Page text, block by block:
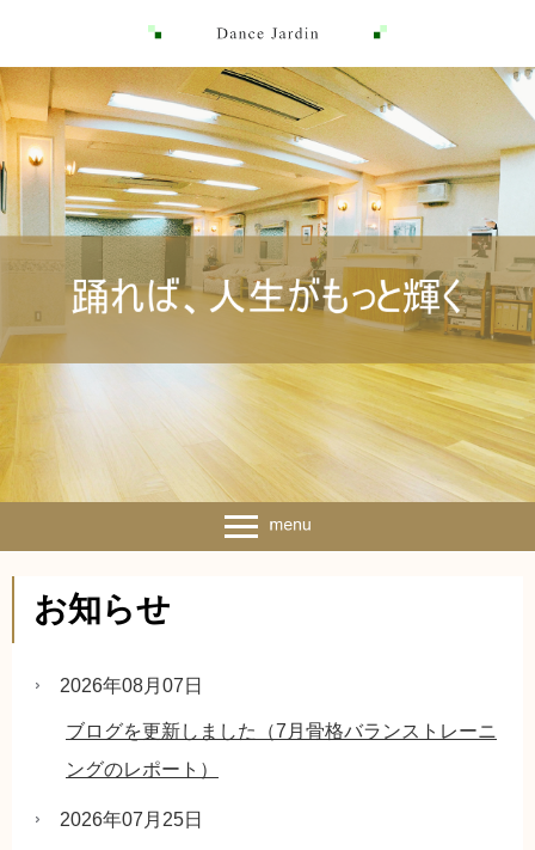
お知らせ
2026年08月07日
ブログを更新しました（7月骨格バランストレーニ
ングのレポート）
2026年07月25日